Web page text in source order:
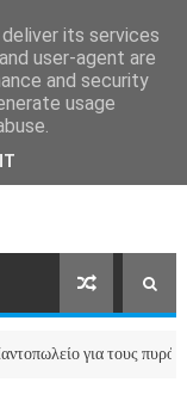
για τους
its services
user-agent are
and security
usage